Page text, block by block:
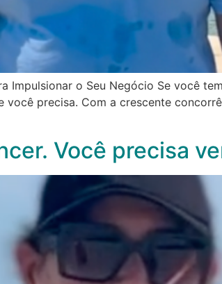
Impulsionar o Seu Negócio Se você
precisa. Com a crescente
Você precisa